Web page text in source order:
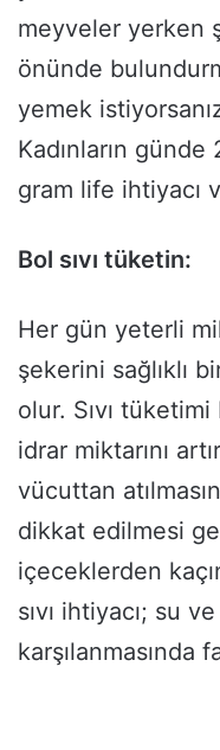
meyveler yerken
önünde
yemek
Kadınların
gram life ihtiyacı
Bol sıvı tüketin:
Her gün yeterli
şekerini sağlıklı
olur. Sıvı
idrar miktarını
vücuttan
dikkat edilmesi
içeceklerden
sıvı ihtiyacı; su
karşılanmasında